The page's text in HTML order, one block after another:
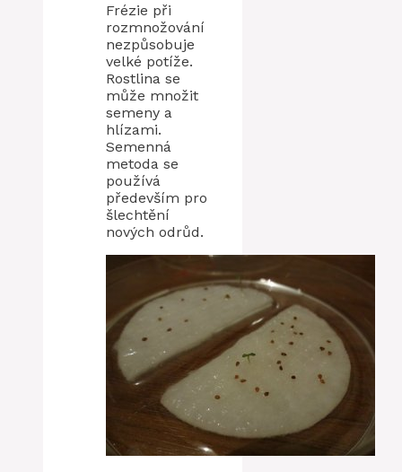
Frézie při
rozmnožování
nezpůsobuje
velké potíže.
Rostlina se
může množit
semeny a
hlízami.
Semenná
metoda se
používá
především pro
šlechtění
nových odrůd.